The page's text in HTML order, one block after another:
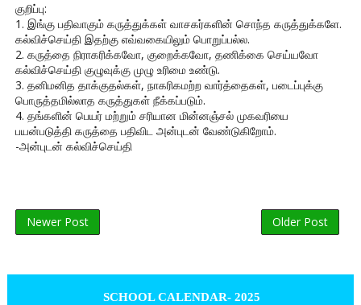
குறிப்பு:
1. இங்கு பதிவாகும் கருத்துக்கள் வாசகர்களின் சொந்த கருத்துக்களே.
கல்விச்செய்தி இதற்கு எவ்வகையிலும் பொறுப்பல்ல.
2. கருத்தை நிராகரிக்கவோ, குறைக்கவோ, தணிக்கை செய்யவோ
கல்விச்செய்தி குழுவுக்கு முழு உரிமை உண்டு.
3. தனிமனித தாக்குதல்கள், நாகரிகமற்ற வார்த்தைகள், படைப்புக்கு
பொருத்தமில்லாத கருத்துகள் நீக்கப்படும்.
4. தங்களின் பெயர் மற்றும் சரியான மின்னஞ்சல் முகவரியை
பயன்படுத்தி கருத்தை பதிவிட அன்புடன் வேண்டுகிறோம்.
-அன்புடன் கல்விச்செய்தி
Newer Post Older Post
SCHOOL CALENDAR- 2025